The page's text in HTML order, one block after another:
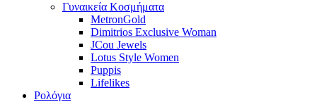
Γυναικεία Κοσμήματα
MetronGold
Dimitrios Exclusive Woman
JCou Jewels
Lotus Style Women
Puppis
Lifelikes
Ρολόγια